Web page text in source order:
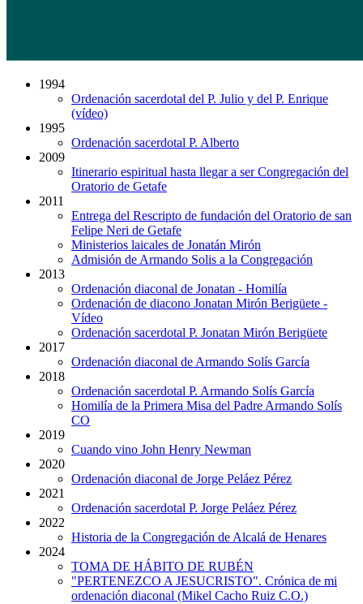
1994
Ordenación sacerdotal del P. Julio y del P. Enrique
(vídeo)
1995
Ordenación sacerdotal P. Alberto
2009
Itinerario espiritual hasta llegar a ser Congregación del
Oratorio de Getafe
2011
Entrega del Rescripto de fundación del Oratorio de san
Felipe Neri de Getafe
Ministerios laicales de Jonatán Mirón
Admisión de Armando Solis a la Congregación
2013
Ordenación diaconal de Jonatan - Homilía
Ordenación de diacono Jonatan Mirón Berigüete -
Vídeo
Ordenación sacerdotal P. Jonatan Mirón Berigüete
2017
Ordenación diaconal de Armando Solís García
2018
Ordenación sacerdotal P. Armando Solís García
Homilía de la Primera Misa del Padre Armando Solís
CO
2019
Cuando vino John Henry Newman
2020
Ordenación diaconal de Jorge Peláez Pérez
2021
Ordenación sacerdotal P. Jorge Peláez Pérez
2022
Historia de la Congregación de Alcalá de Henares
2024
TOMA DE HÁBITO DE RUBÉN
"PERTENEZCO A JESUCRISTO". Crónica de mi
ordenación diaconal (Mikel Cacho Ruiz C.O.)